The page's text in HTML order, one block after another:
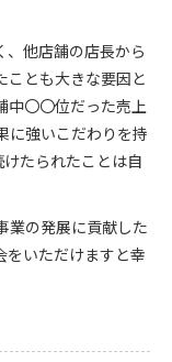
、他店舗の店長から
ことも大きな要因と
中〇〇位だった売上
に強いこだわりを持
たられたことは自
業の発展に貢献した
をいただけますと幸